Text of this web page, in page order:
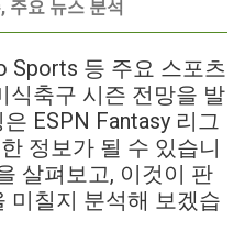
주요 뉴스 분석
Sports 등 주요 스포츠
식축구 시즌 전망을 발
ESPN Fantasy 리그
정보가 될 수 있습니
살펴보고, 이것이 판
미칠지 분석해 보겠습